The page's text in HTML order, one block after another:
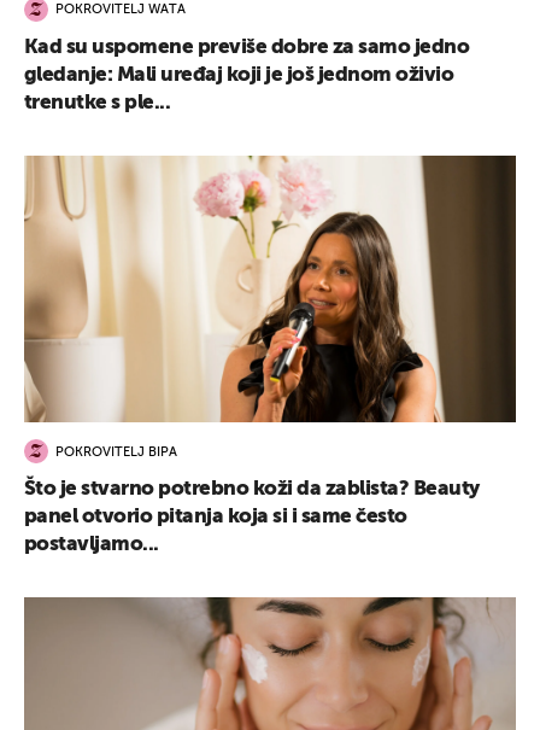
POKROVITELJ WATA
Kad su uspomene previše dobre za samo jedno
gledanje: Mali uređaj koji je još jednom oživio
trenutke s ple...
POKROVITELJ BIPA
Što je stvarno potrebno koži da zablista? Beauty
panel otvorio pitanja koja si i same često
postavljamo...